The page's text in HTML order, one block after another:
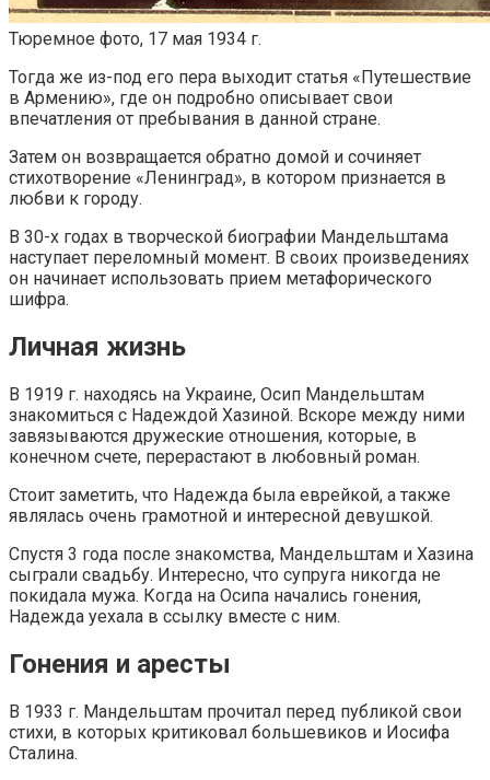
Тюремное фото, 17 мая 1934 г.
Тогда же из-под его пера выходит статья «Путешествие
в Армению», где он подробно описывает свои
впечатления от пребывания в данной стране.
Затем он возвращается обратно домой и сочиняет
стихотворение «Ленинград», в котором признается в
любви к городу.
В 30-х годах в творческой биографии Мандельштама
наступает переломный момент. В своих произведениях
он начинает использовать прием метафорического
шифра.
Личная жизнь
В 1919 г. находясь на Украине, Осип Мандельштам
знакомиться с Надеждой Хазиной. Вскоре между ними
завязываются дружеские отношения, которые, в
конечном счете, перерастают в любовный роман.
Стоит заметить, что Надежда была еврейкой, а также
являлась очень грамотной и интересной девушкой.
Спустя 3 года после знакомства, Мандельштам и Хазина
сыграли свадьбу. Интересно, что супруга никогда не
покидала мужа. Когда на Осипа начались гонения,
Надежда уехала в ссылку вместе с ним.
Гонения и аресты
В 1933 г. Мандельштам прочитал перед публикой свои
стихи, в которых критиковал большевиков и Иосифа
Сталина.